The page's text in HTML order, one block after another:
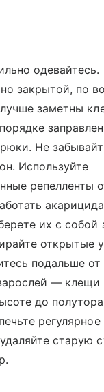
закрытой, по
заметны
Не
Используйте
репелленты
их с собой
открытые
подальше
— клещи
до
старую